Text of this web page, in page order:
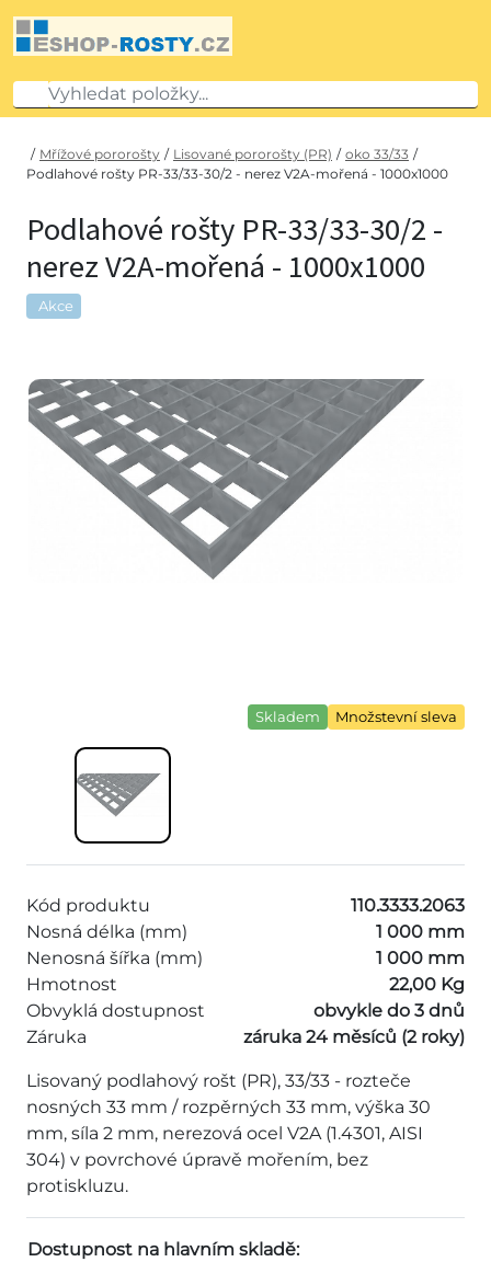
/ Mřížové pororošty / Lisované pororošty (PR) / oko 33/33 /
Podlahové rošty PR-33/33-30/2 - nerez V2A-mořená - 1000x1000
Podlahové rošty PR-33/33-30/2 -
nerez V2A-mořená - 1000x1000
Akce
Skladem Množstevní sleva
Kód produktu
110.3333.2063
Nosná délka (mm)
1 000 mm
Nenosná šířka (mm)
1 000 mm
Hmotnost
22,00 Kg
Obvyklá dostupnost
obvykle do 3 dnů
Záruka
záruka 24 měsíců (2 roky)
Lisovaný podlahový rošt (PR), 33/33 - rozteče
nosných 33 mm / rozpěrných 33 mm, výška 30
mm, síla 2 mm, nerezová ocel V2A (1.4301, AISI
304) v povrchové úpravě mořením, bez
protiskluzu.
Dostupnost na hlavním skladě: